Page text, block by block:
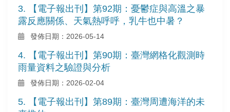
3. 【電子報出刊】第92期：憂鬱症與高溫之暴
露反應關係、天氣熱呼呼，乳牛也中暑？
發佈日期：2026-05-14
4. 【電子報出刊】第90期：臺灣網格化觀測時
雨量資料之驗證與分析
發佈日期：2026-02-04
5. 【電子報出刊】第89期：臺灣周遭海洋的未